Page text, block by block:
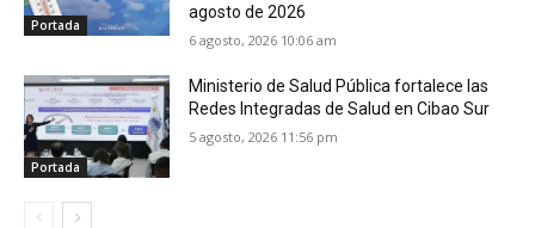
Portada
agosto de 2026
6 agosto, 2026 10:06 am
Portada
Ministerio de Salud Pública fortalece las
Redes Integradas de Salud en Cibao Sur
5 agosto, 2026 11:56 pm